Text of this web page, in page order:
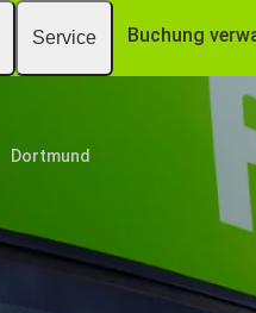
Service Buchung
Dortmund